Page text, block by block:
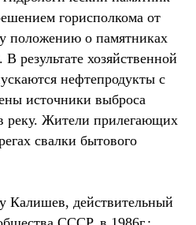
горисполкома от
положению о памятниках
результате хозяйственной
нефтепродукты с
источники выброса
реку. Жители прилегающих
свалки бытового
Калишев, действительный